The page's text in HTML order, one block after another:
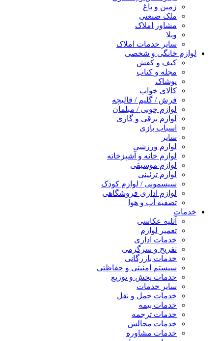
زمین و باغ
ملک صنعتی
مشاور املاک
ویلا
سایر خدمات املاک
لوازم خانگی و شخصی
کیف و کفش
مجله و کتاب
پوشاک
کالای خواب
فرش / گلیم / قالیچه
لوازم چوبی / مبلمان
لوازم برقی و گازی
اسباب بازی
سایر
لوازم ورزشی
لوازم خانه و آشپزخانه
لوازم موسیقی
لوازم تزئینی
سیسمونی / لوازم کودک
لوازم اداری فروشگاهی
تصفیه آب و هوا
خدمات
آتلیه عکاسی
تعمیر لوازم
خدمات اداری
تفریح و سرگرمی
خدمات بازرگانی
سیستم امنیتی و حفاظتی
خدمات پخش و توزیع
سایر خدمات
خدمات حمل و نقل
خدمات بیمه
خدمات ترجمه
خدمات مجالس
خدمات مشاوره